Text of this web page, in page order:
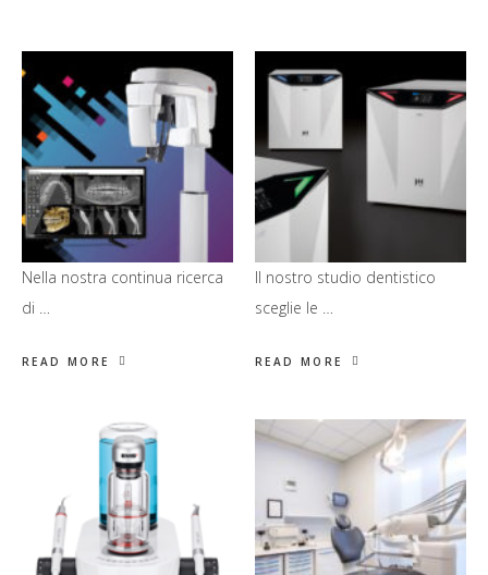
Nella nostra continua ricerca
di …
READ MORE
Il nostro studio dentistico
sceglie le …
READ MORE